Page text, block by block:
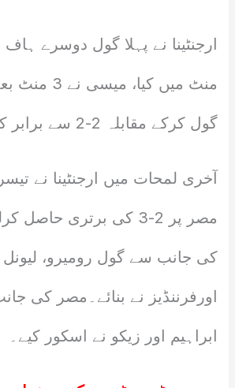
منٹ میں کیا،
گول کرکے مقابلہ 2-2 سے برابر کردیا۔
آخری لمحات میں ارجنٹینا نے
مصر پر 2-3 کی برتری حاصل
کی جانب سے گول رومیرو،
اورفرننڈیز نے بنائے۔مصر کی
ابراہیم اور زیکو نے اسکور کیے۔